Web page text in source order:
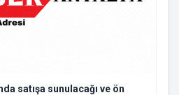
satışa sunulacağı ve ön